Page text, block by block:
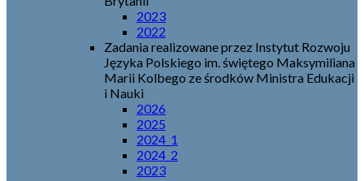
2023
2022
Zadania realizowane przez Instytut Rozwoju
Języka Polskiego im. świętego Maksymiliana
Marii Kolbego ze środków Ministra Edukacji
i Nauki
2026
2025
2024_1
2024_2
2023